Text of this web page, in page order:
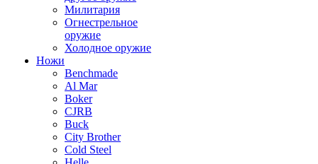
Милитария
Огнестрельное
оружие
Холодное оружие
Ножи
Benchmade
Al Mar
Boker
CJRB
Buck
City Brother
Cold Steel